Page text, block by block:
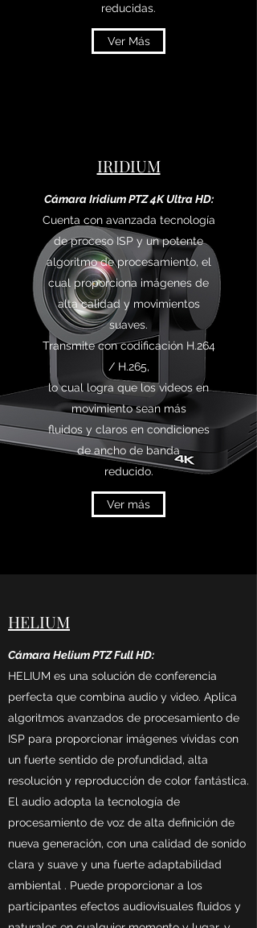
reducidas.
Ver Más
IRIDIUM
Cámara Iridium PTZ 4K Ultra HD:
Cuenta con avanzada tecnología
de proceso ISP y un potente
algoritmo de procesamiento, el
cual proporciona imágenes de
alta calidad y movimientos
suaves.
Transmite con codificación H.264
/ H.265,
lo cual logra que los videos en
movimiento sean más
fluidos y claros en condiciones
de ancho de banda
reducido.
Ver más
HELIUM
Cámara Helium PTZ Full HD:
HELIUM es una solución de conferencia
perfecta que combina audio y video. Aplica
algoritmos avanzados de procesamiento de
ISP para proporcionar imágenes vívidas con
un fuerte sentido de profundidad, alta
resolución y reproducción de color fantástica.
El audio adopta la tecnología de
procesamiento de voz de alta definición de
nueva generación, con una calidad de sonido
clara y suave y una fuerte adaptabilidad
ambiental . Puede proporcionar a los
participantes efectos audiovisuales fluidos y